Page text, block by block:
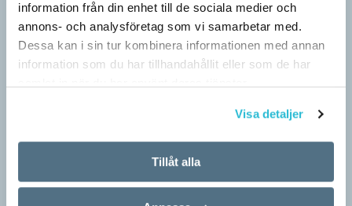
information från din enhet till de sociala medier och
annons- och analysföretag som vi samarbetar med.
Dessa kan i sin tur kombinera informationen med annan
information som du har tillhandahållit eller som de har
Visa detaljer
Tillåt alla
Pressmeddelande: Hjovisst älskar vi
ordvitsar!